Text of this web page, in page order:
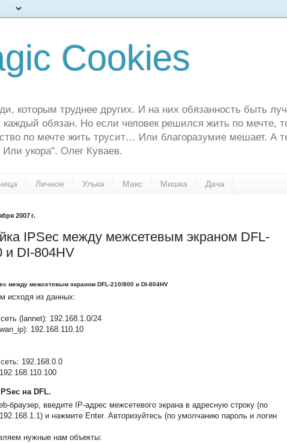
Cookies
которым труднее других. И на них обязанность быть
обязан. Но если человек решился жить по мечте,
по мечте жить трусит… Или благоразумие мешает. А
укора". Олег Куваев.
Личное Улька Макс Мишка Дача
2007 г.
IPSec между межсетевым экраном DFL-
и DI-804HV
между межсетевым экраном DFL-210/800 и DI-804HV
исходя из данных:
(lannet): 192.168.1.0/24
192.168.110.10
192.168.0.0
на DFL.
браузер, введите IP-адрес межсетевого экрана в адресную строку (по
и нажмите Enter. Авторизуйтесь (по умолчанию пароль и логин
нужные нам объекты: